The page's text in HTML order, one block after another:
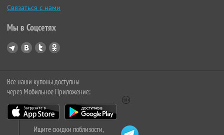
Связаться с нами
Мы в Соцсетях
Все наши купоны доступны
через Мобильное Приложение:
Ищите скидки поблизости,